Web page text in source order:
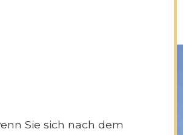
Sie sich nach dem